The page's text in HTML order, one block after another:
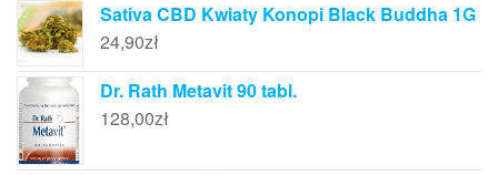
Sativa CBD Kwiaty Konopi Black Buddha 1G
24,90zł
Dr. Rath Metavit 90 tabl.
128,00zł